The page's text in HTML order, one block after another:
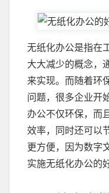
无纸化办公是指在
大大减少的概念，
来实现。而随着环
问题，很多企业开
办公不仅环保，而
效率，同时还可以
更方便，因为数字
实施无纸化办公的